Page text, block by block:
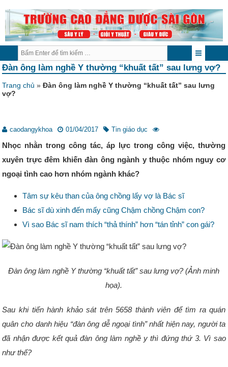
Đàn ông làm nghề Y thường “khuất tất” sau lưng vợ?
Trang chủ »Đàn ông làm nghề Y thường “khuất tất” sau lưng
vợ?
caodangykhoa 01/04/2017 Tin giáo dục
Nhọc nhằn trong công tác, áp lực trong công việc, thường
xuyên trực đêm khiến đàn ông ngành y thuộc nhóm nguy cơ
ngoại tình cao hơn nhóm ngành khác?
Tâm sự kêu than của ông chồng lấy vợ là Bác sĩ
Bác sĩ dù xinh đến mấy cũng Chậm chồng Chậm con?
Vì sao Bác sĩ nam thích “thả thính” hơn “tán tỉnh” con gái?
Đàn ông làm nghề Y thường “khuất tất” sau lưng vợ? (Ảnh minh
họa).
Sau khi tiến hành khảo sát trên 5658 thành viên để tìm ra quán
quân cho danh hiệu “đàn ông dễ ngoại tình” nhất hiện nay, người ta
đã nhận được kết quả đàn ông làm nghề y thì đứng thứ 3. Vì sao
như thế?